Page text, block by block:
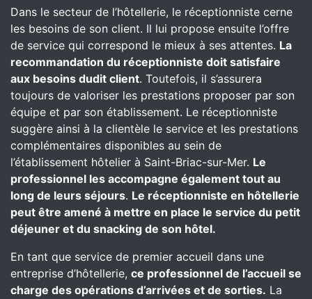
Dans le secteur de l’hôtellerie, le réceptionniste cerne
les besoins de son client. Il lui propose ensuite l’offre
de service qui correspond le mieux à ses attentes. La
recommandation du réceptionniste doit satisfaire
aux besoins dudit client. Toutefois, il s’assurera
toujours de valoriser les prestations proposer par son
équipe et par son établissement. Le réceptionniste
suggère ainsi à la clientèle le service et les prestations
complémentaires disponibles au sein de
l’établissement hôtelier à Saint-Briac-sur-Mer. Le
professionnel les accompagne également tout au
long de leurs séjours. Le réceptionniste en hôtellerie
peut être amené à mettre en place le service du petit
déjeuner et du snacking de son hôtel.
En tant que service de premier accueil dans une
entreprise d’hôtellerie, ce professionnel de l’accueil se
charge des opérations d’arrivées et de sorties. La